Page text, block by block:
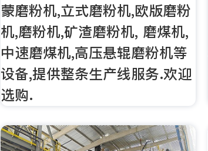
蒙磨粉机,立式磨粉机,欧版磨粉
机,磨粉机,矿渣磨粉机, 磨煤机,
中速磨煤机,高压悬辊磨粉机等
设备,提供整条生产线服务.欢迎
选购.